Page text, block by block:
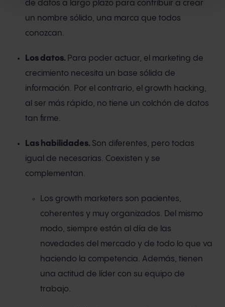
de datos a largo plazo para contribuir a crear
un nombre sólido, una marca que todos
conozcan.
Los datos. Para poder actuar, el marketing de
crecimiento necesita un base sólida de
información. Por el contrario, el growth hacking,
al ser más rápido, no tiene un colchón de datos
tan firme.
Las habilidades. Son diferentes, pero todas
igual de necesarias. Coexisten y se
complementan.
Los growth marketers son pacientes,
coherentes y muy organizados. Del mismo
modo, siempre están al día de las
novedades del mercado y de todo lo que va
haciendo la competencia. Además, tienen
una actitud de líder con su equipo de
trabajo.